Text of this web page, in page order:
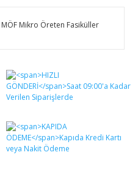
Mikro Öreten Fasiküller
siz yapın!
Yaz
ürün açıklamalarında ve
noktaları öneri
iletebilirsiniz.
ederiz.
veya görüntülenemiyor.
bilgiler bulunuyor.